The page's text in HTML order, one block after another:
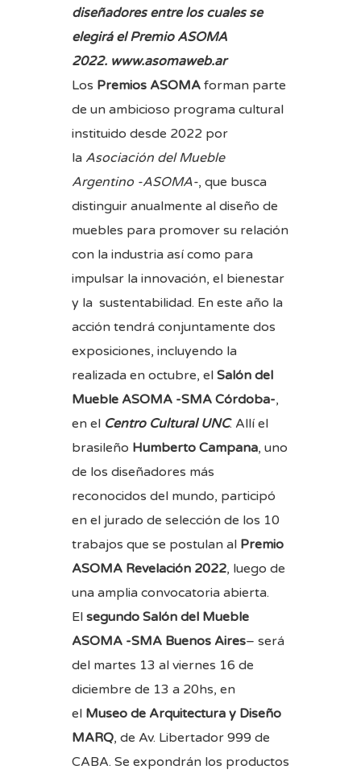
diseñadores entre los cuales se
elegirá el Premio ASOMA
2022. www.asomaweb.ar
Los Premios ASOMA forman parte
de un ambicioso programa cultural
instituido desde 2022 por
la Asociación del Mueble
Argentino -ASOMA-, que busca
distinguir anualmente al diseño de
muebles para promover su relación
con la industria así como para
impulsar la innovación, el bienestar
y la sustentabilidad. En este año la
acción tendrá conjuntamente dos
exposiciones, incluyendo la
realizada en octubre, el Salón del
Mueble ASOMA -SMA Córdoba-,
en el Centro Cultural UNC. Allí el
brasileño Humberto Campana, uno
de los diseñadores más
reconocidos del mundo, participó
en el jurado de selección de los 10
trabajos que se postulan al Premio
ASOMA Revelación 2022, luego de
una amplia convocatoria abierta.
El segundo Salón del Mueble
ASOMA -SMA Buenos Aires– será
del martes 13 al viernes 16 de
diciembre de 13 a 20hs, en
el Museo de Arquitectura y Diseño
MARQ, de Av. Libertador 999 de
CABA. Se expondrán los productos